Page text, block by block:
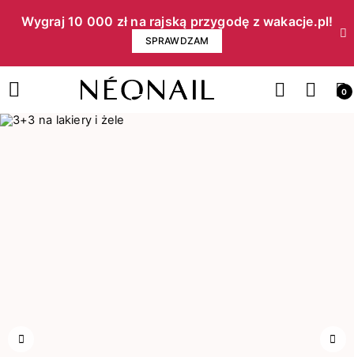
Wygraj 10 000 zł na rajską przygodę z wakacje.pl!​
SPRAWDZAM
0